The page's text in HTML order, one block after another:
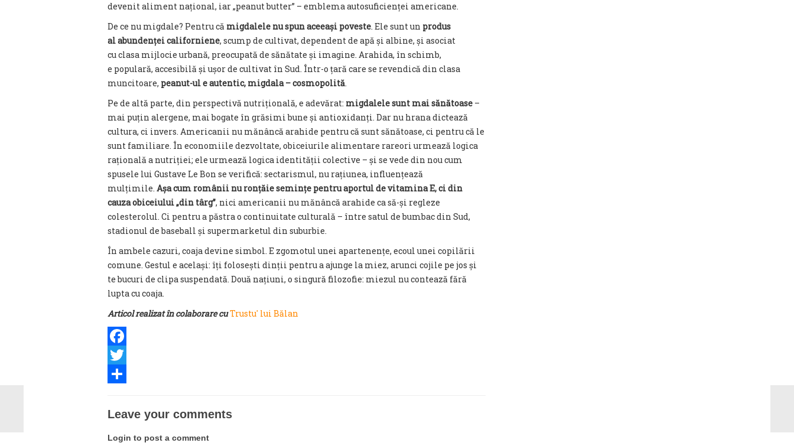
devenit aliment național, iar „peanut butter” – emblema autosuficienței americane.
De ce nu migdale? Pentru că migdalele nu spun aceeași poveste. Ele sunt un produs
al abundenței californiene, scump de cultivat, dependent de apă și albine, și asociat
cu clasa mijlocie urbană, preocupată de sănătate și imagine. Arahida, în schimb,
e populară, accesibilă și ușor de cultivat în Sud. Într-o țară care se revendică din clasa
muncitoare, peanut-ul e autentic, migdala – cosmopolită.
Pe de altă parte, din perspectivă nutrițională, e adevărat: migdalele sunt mai sănătoase –
mai puțin alergene, mai bogate în grăsimi bune și antioxidanți. Dar nu hrana dictează
cultura, ci invers. Americanii nu mănâncă arahide pentru că sunt sănătoase, ci pentru că le
sunt familiare. În economiile dezvoltate, obiceiurile alimentare rareori urmează logica
rațională a nutriției; ele urmează logica identității colective – și se vede din nou cum
spusele lui Gustave Le Bon se verifică: sectarismul, nu rațiunea, influențează
mulțimile. Așa cum românii nu ronțăie semințe pentru aportul de vitamina E, ci din
cauza obiceiului „din târg”, nici americanii nu mănâncă arahide ca să-și regleze
colesterolul. Ci pentru a păstra o continuitate culturală – între satul de bumbac din Sud,
stadionul de baseball și supermarketul din suburbie.
În ambele cazuri, coaja devine simbol. E zgomotul unei apartenențe, ecoul unei copilării
comune. Gestul e același: îți folosești dinții pentru a ajunge la miez, arunci cojile pe jos și
te bucuri de clipa suspendată. Două națiuni, o singură filozofie: miezul nu contează fără
lupta cu coaja.
Articol realizat în colaborare cuTrustu' lui Bălan
Facebook
Twitter
Leave your comments
Login to post a comment